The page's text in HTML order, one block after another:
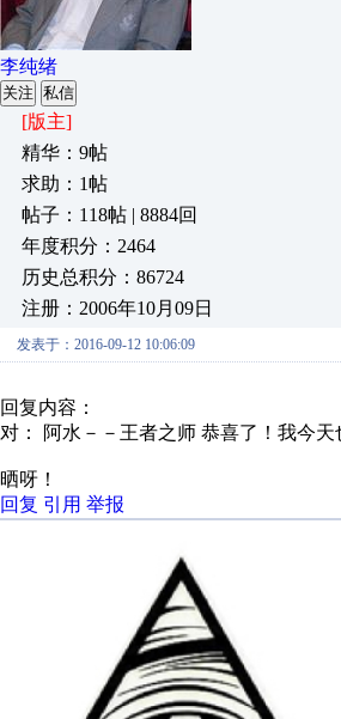
李纯绪
关注 私信
[版主]
精华：9帖
求助：1帖
帖子：118帖 | 8884回
年度积分：2464
历史总积分：86724
注册：2006年10月09日
发表于：2016-09-12 10:06:09
回复内容：
对： 阿水－－王者之师 恭喜了！我今
晒呀！
回复 引用 举报